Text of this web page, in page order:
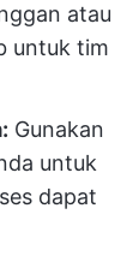
atau
untuk tim
Gunakan
untuk
dapat